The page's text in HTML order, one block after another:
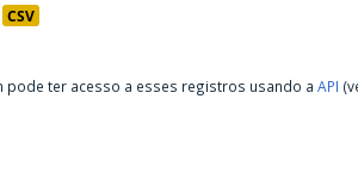
CSV
pode ter acesso a esses registros usando a API